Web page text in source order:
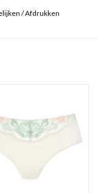
/Afdrukken